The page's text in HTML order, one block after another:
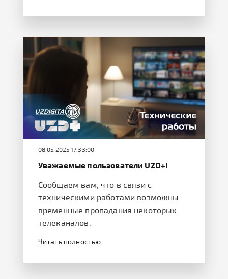
08.05.2025 17:33:00
Уважаемые пользователи UZD+!
Сообщаем вам, что в связи с
техническими работами возможны
временные пропадания некоторых
телеканалов.
Читать полностью